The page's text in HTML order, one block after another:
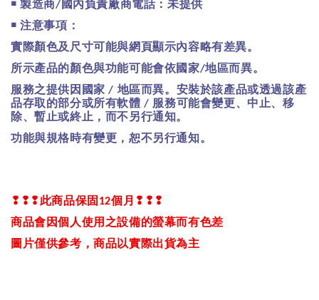
￭ 製造商/ 國內負責廠商電話：未提供
￭ 注意事項：
實際顏色及尺寸可能與網頁顯示內容略有差異。
所示產品的顏色與功能可能會依國家/地區而異。
服務之提供因國家 / 地區而異。安裝於該產品或透過該產
品存取的部分或所有軟體 / 服務可能會變更、中止、移
除、暫止或終止，而不另行通知。
功能與規格時有變更，恕不另行通知。
❢❢❢ 此商品保固 12個月 ❢❢❢
商品會因個人使用之設備的螢幕而有色差
圖片僅供參考，商品以實際出貨為主